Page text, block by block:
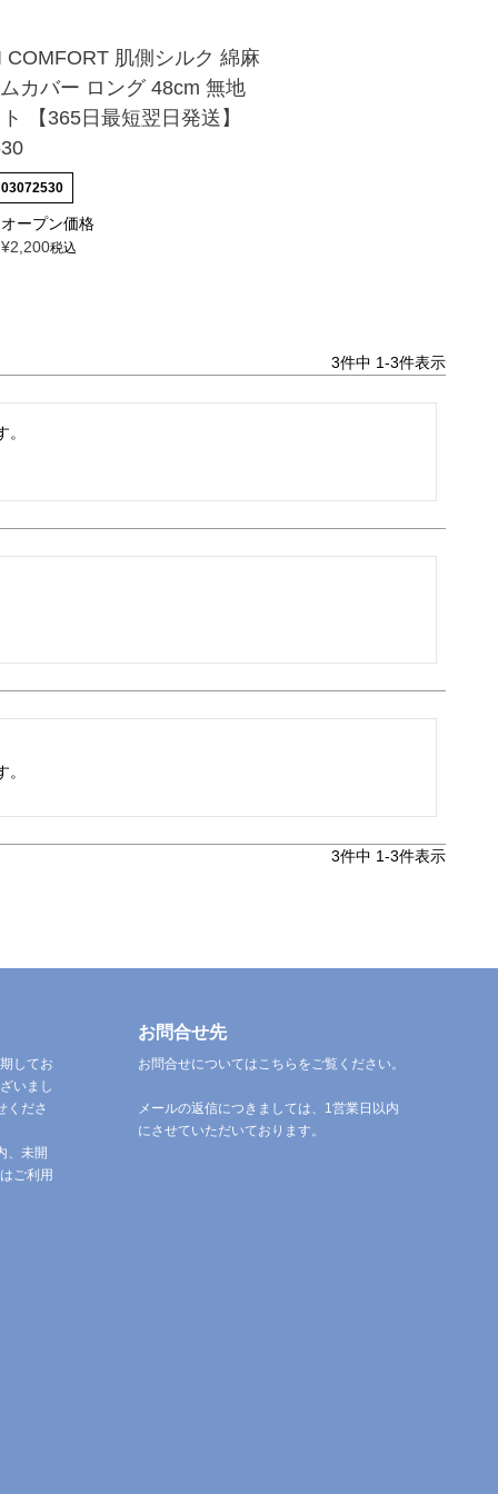
COMFORT 肌側シルク 綿麻
カバー ロング 48cm 無地
【365日最短翌日発送】
03072530
オープン価格
¥2,200税込
3件中 1-3件表示
3件中 1-3件表示
してお
いまし
くださ
、未開
ご利用
お問合せ先
お問合せについてはこちらをご覧ください。
メールの返信につきましては、1営業日以内
にさせていただいております。